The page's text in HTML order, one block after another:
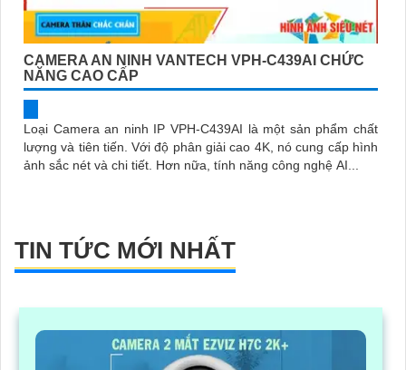
CAMERA AN NINH VANTECH VPH-C439AI CHỨC
NĂNG CAO CẤP
Loại Camera an ninh IP VPH-C439AI là một sản phẩm chất
lượng và tiên tiến. Với độ phân giải cao 4K, nó cung cấp hình
ảnh sắc nét và chi tiết. Hơn nữa, tính năng công nghệ AI...
TIN TỨC MỚI NHẤT